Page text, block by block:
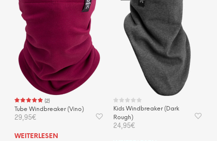
(2)
Tube Windbreaker (Vino)
29,95€
WEITERLESEN
Kids Windbreaker (Dark
Rough)
24,95€